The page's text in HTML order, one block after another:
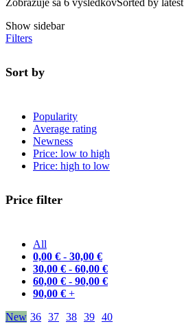
Zobrazuje sa 6 výsledkovSorted by latest
Show sidebar
Filters
Sort by
Popularity
Average rating
Newness
Price: low to high
Price: high to low
Price filter
All
0,00 € - 30,00 €
30,00 € - 60,00 €
60,00 € - 90,00 €
90,00 € +
New 36 37 38 39 40